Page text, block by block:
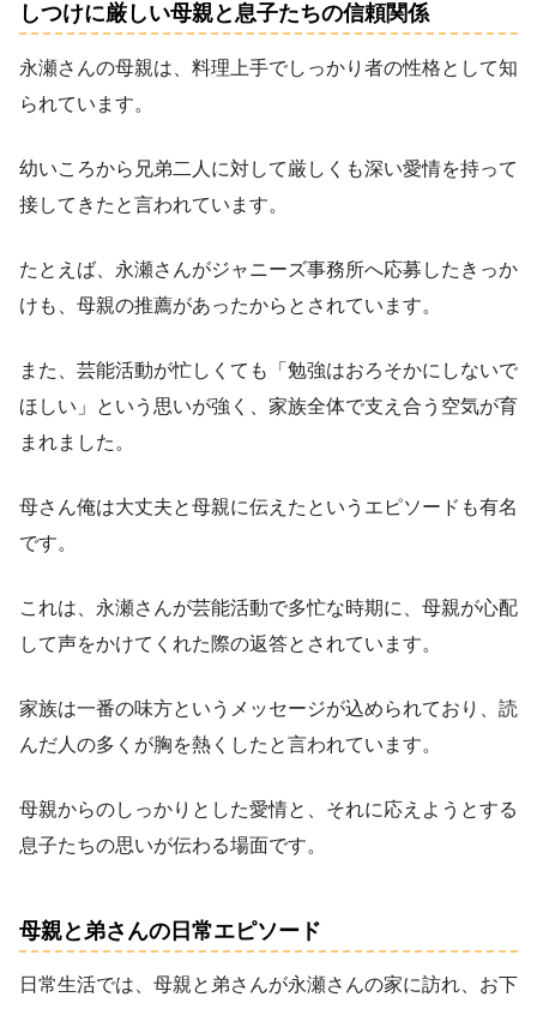
しつけに厳しい母親と息子たちの信頼関係
永瀬さんの母親は、料理上手でしっかり者の性格として知
られています。
幼いころから兄弟二人に対して厳しくも深い愛情を持って
接してきたと言われています。
たとえば、永瀬さんがジャニーズ事務所へ応募したきっか
けも、母親の推薦があったからとされています。
また、芸能活動が忙しくても「勉強はおろそかにしないで
ほしい」という思いが強く、家族全体で支え合う空気が育
まれました。
母さん俺は大丈夫と母親に伝えたというエピソードも有名
です。
これは、永瀬さんが芸能活動で多忙な時期に、母親が心配
して声をかけてくれた際の返答とされています。
家族は一番の味方というメッセージが込められており、読
んだ人の多くが胸を熱くしたと言われています。
母親からのしっかりとした愛情と、それに応えようとする
息子たちの思いが伝わる場面です。
母親と弟さんの日常エピソード
日常生活では、母親と弟さんが永瀬さんの家に訪れ、お下